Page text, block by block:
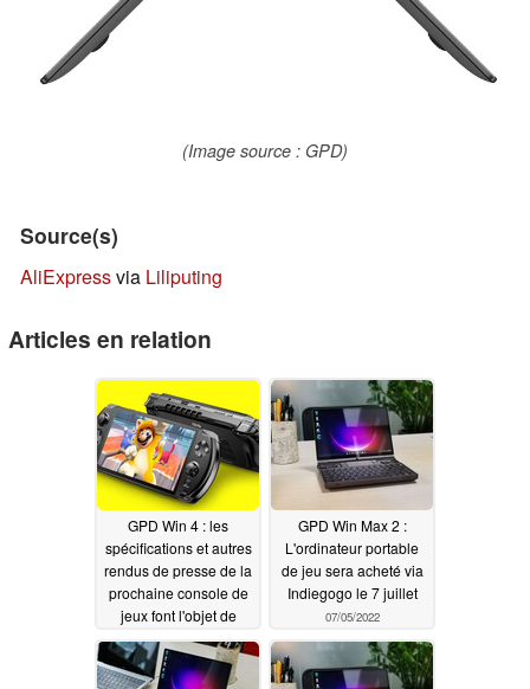
(Image source : GPD)
Source(s)
AliExpressvia Liliputing
Articles en relation
GPD Win 4 : les
spécifications et autres
rendus de presse de la
prochaine console de
jeux font l'objet de
fuites09/07/2022
GPD Win Max 2 :
L'ordinateur portable
de jeu sera acheté via
Indiegogo le 7 juillet
07/05/2022